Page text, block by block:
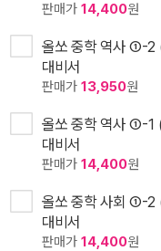
판매가 14,400원
올쏘 중학 역사 ①-2
대비서
판매가 13,950원
올쏘 중학 역사 ①-1
대비서
판매가 14,400원
올쏘 중학 사회 ①-2
대비서
판매가 14,400원